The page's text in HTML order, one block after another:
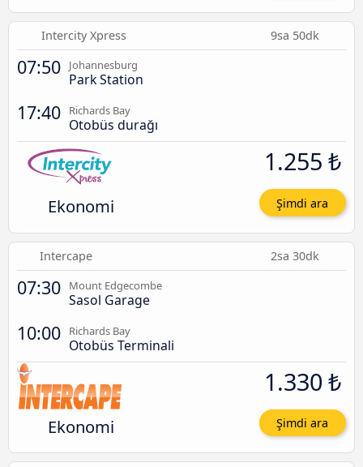
Intercity Xpress 9sa 50dk
07:50 Johannesburg
Park Station
17:40 Richards Bay
Otobüs durağı
Ekonomi
1.255 ₺
Şimdi ara
Intercape 2sa 30dk
07:30 Mount Edgecombe
Sasol Garage
10:00 Richards Bay
Otobüs Terminali
Ekonomi
1.330 ₺
Şimdi ara